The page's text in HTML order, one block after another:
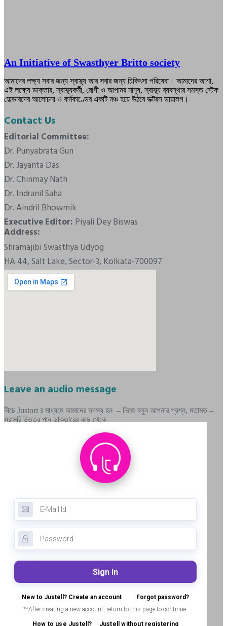
An Initiative of Swasthyer Britto society
আমাদের লক্ষ্য সবার জন্য স্বাস্থ্য আর সবার জন্য চিকিৎসা পরিষেবা। আমাদের আশা,
এই লক্ষ্যে ডাক্তার, স্বাস্থ্যকর্মী, রোগী ও আপামর মানুষ, স্বাস্থ্য ব্যবস্থার সমস্ত স্টেক
হোল্ডারদের আলোচনা ও কর্মকাণ্ডের একটি মঞ্চ হয়ে উঠবে ডক্টরস ডায়ালগ।
Contact Us
Editorial Committee:
Dr. Punyabrata Gun
Dr. Jayanta Das
Dr. Chinmay Nath
Dr. Indranil Saha
Dr. Aindril Bhowmik
Executive Editor: Piyali Dey Biswas
Address:
Shramajibi Swasthya Udyog
HA 44, Salt Lake, Sector-3, Kolkata-700097
Leave an audio message
নীচে Justori র মাধ্যমে আমাদের সদস্য হন – নিজে বলুন আপনার প্রশ্ন, মতামত –
সরাসরি উত্তর পান ডাক্তারের কাছ থেকে